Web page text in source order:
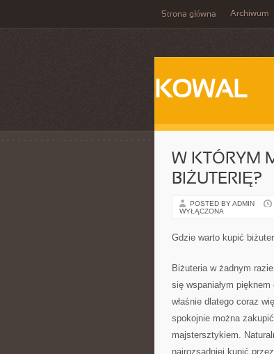
Strona główna Archiwum
KOWAL
W KTÓRYM
BIŻUTERIĘ?
POSTED BY ADMIN
WYŁĄCZONA
Gdzie warto kupić
Biżuteria w żadnym
się wspaniałym
właśnie dlatego coraz
spokojnie można
majstersztykiem.
najrozsądniej kupić